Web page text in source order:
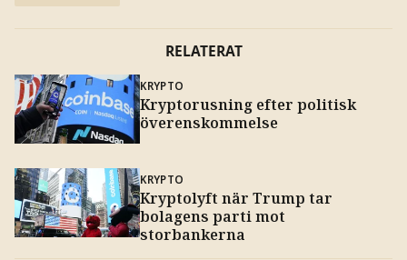
RELATERAT
KRYPTO
Kryptorusning efter politisk
överenskommelse
KRYPTO
Kryptolyft när Trump tar
bolagens parti mot
storbankerna